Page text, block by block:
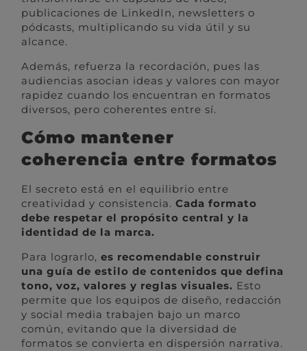
publicaciones de LinkedIn, newsletters o
pódcasts, multiplicando su vida útil y su
alcance.
Además, refuerza la recordación, pues las
audiencias asocian ideas y valores con mayor
rapidez cuando los encuentran en formatos
diversos, pero coherentes entre sí.
Cómo mantener
coherencia entre formatos
El secreto está en el equilibrio entre
creatividad y consistencia.Cada formato
debe respetar el propósito central y la
identidad de la marca.
Para lograrlo,es recomendable construir
una guía de estilo de contenidos que defina
tono, voz, valores y reglas visuales. Esto
permite que los equipos de diseño, redacción
y social media trabajen bajo un marco
común, evitando que la diversidad de
formatos se convierta en dispersión narrativa.